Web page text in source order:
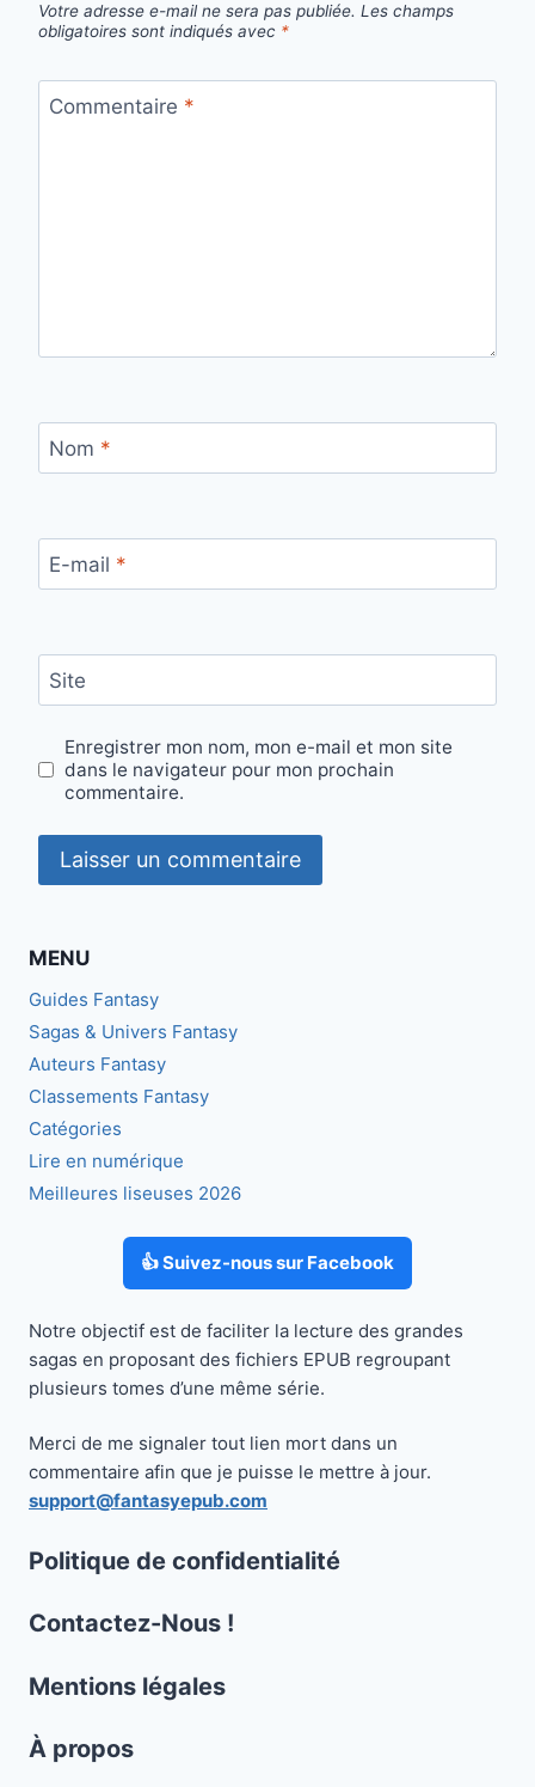
Votre adresse e-mail ne sera pas publiée. Les champs
obligatoires sont indiqués avec *
Commentaire *
Nom *
E-mail *
Site
Enregistrer mon nom, mon e-mail et mon site
dans le navigateur pour mon prochain
commentaire.
MENU
Guides Fantasy
Sagas & Univers Fantasy
Auteurs Fantasy
Classements Fantasy
Catégories
Lire en numérique
Meilleures liseuses 2026
👍 Suivez-nous sur Facebook
Notre objectif est de faciliter la lecture des grandes
sagas en proposant des fichiers EPUB regroupant
plusieurs tomes d’une même série.
Merci de me signaler tout lien mort dans un
commentaire afin que je puisse le mettre à jour.
support@fantasyepub.com
Politique de confidentialité
Contactez-Nous !
Mentions légales
À propos